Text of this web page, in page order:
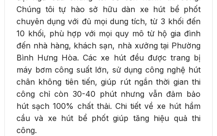
Chúng tôi tự hào sở hữu dàn xe hút bể phốt
chuyên dụng với đủ mọi dung tích, từ 3 khối đến
10 khối, phù hợp với mọi quy mô từ hộ gia đình
đến nhà hàng, khách sạn, nhà xưởng tại Phường
Bình Hưng Hòa. Các xe hút đều được trang bị
máy bơm công suất lớn, sử dụng công nghệ hút
chân không tiên tiến, giúp rút ngắn thời gian thi
công chỉ còn 30-40 phút nhưng vẫn đảm bảo
hút sạch 100% chất thải. Chi tiết về xe hút hầm
cầu và xe hút bể phốt giúp tăng hiệu quả thi
công.